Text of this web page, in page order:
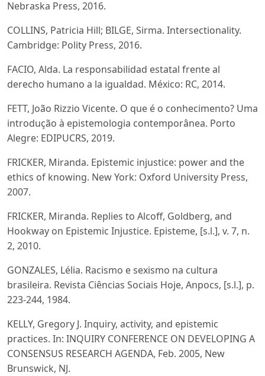
Nebraska Press, 2016.
COLLINS, Patricia Hill; BILGE, Sirma. Intersectionality.
Cambridge: Polity Press, 2016.
FACIO, Alda. La responsabilidad estatal frente al
derecho humano a la igualdad. México: RC, 2014.
FETT, João Rizzio Vicente. O que é o conhecimento? Uma
introdução à epistemologia contemporânea. Porto
Alegre: EDIPUCRS, 2019.
FRICKER, Miranda. Epistemic injustice: power and the
ethics of knowing. New York: Oxford University Press,
2007.
FRICKER, Miranda. Replies to Alcoff, Goldberg, and
Hookway on Epistemic Injustice. Episteme, [s.l.], v. 7, n.
2, 2010.
GONZALES, Lélia. Racismo e sexismo na cultura
brasileira. Revista Ciências Sociais Hoje, Anpocs, [s.l.], p.
223-244, 1984.
KELLY, Gregory J. Inquiry, activity, and epistemic
practices. In: INQUIRY CONFERENCE ON DEVELOPING A
CONSENSUS RESEARCH AGENDA, Feb. 2005, New
Brunswick, NJ.